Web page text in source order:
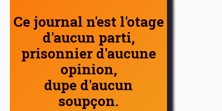
Ce journal n'est l'otage
d'aucun parti,
prisonnier d'aucune
opinion,
dupe d'aucun
soupçon.